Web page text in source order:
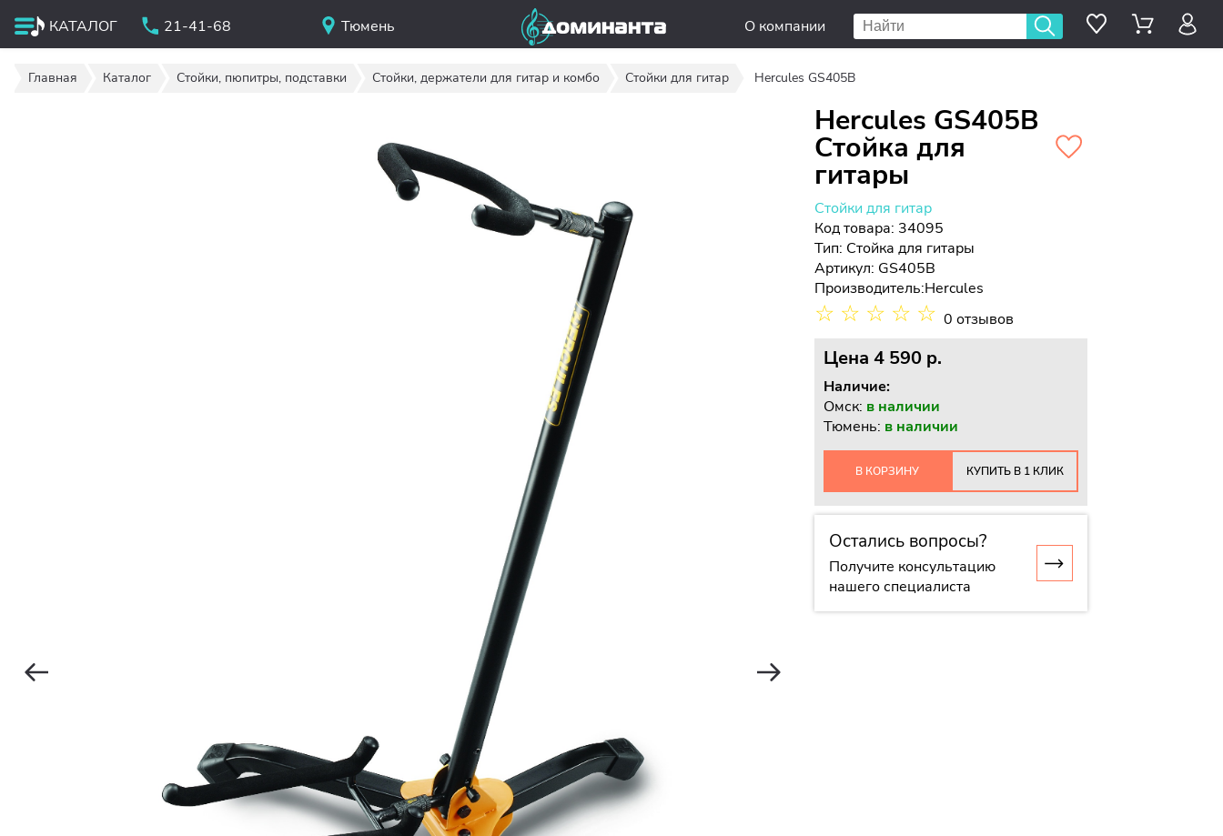
КАТАЛОГ 21-41-68 Тюмень О компании
Главная Каталог Стойки, пюпитры, подставки Стойки, держатели для гитар и комбо Стойки для гитар Hercules GS405B
Hercules GS405B
Стойка для
гитары
Стойки для гитар
Код товара: 34095
Тип: Стойка для гитары
Артикул: GS405B
Производитель:Hercules
☆ ☆ ☆ ☆ ☆ 0 отзывов
Цена4 590 p.
Наличие:
Омск: в наличии
Тюмень: в наличии
В КОРЗИНУ КУПИТЬ В 1 КЛИК
Остались вопросы?
Получите консультацию
нашего специалиста